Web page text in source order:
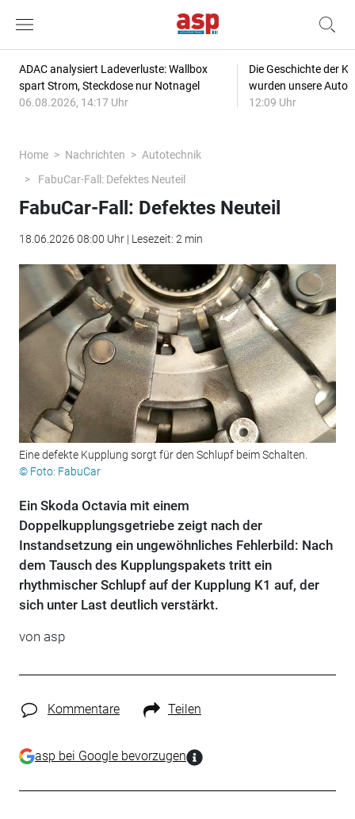
ADAC analysiert Ladeverluste: Wallbox
spart Strom, Steckdose nur Notnagel
06.08.2026, 14:17 Uhr
Die Geschichte der
wurden unsere
12:09 Uhr
Home Nachrichten
Autotechnik
FabuCar-Fall: Defektes Neuteil
FabuCar-Fall: Defektes Neuteil
18.06.2026 08:00 Uhr | Lesezeit: 2 min
Eine defekte Kupplung sorgt für den Schlupf beim Schalten.
© Foto: FabuCar
Ein Skoda Octavia mit einem
Doppelkupplungsgetriebe zeigt nach der
Instandsetzung ein ungewöhnliches Fehlerbild: Nach
dem Tausch des Kupplungspakets tritt ein
rhythmischer Schlupf auf der Kupplung K1 auf, der
sich unter Last deutlich verstärkt.
von asp
Kommentare Teilen
asp bei Google bevorzugen